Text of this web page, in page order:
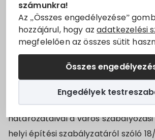
számunkra!
Az „Összes engedélyezése”
hozzájárul, hogy azadatkezelési
megfelelően az összes sütit
Összes
Engedélyek
Állásajánlatok
Szolgáltatók
Turizmus
Választási
Választási
A Magyarország helyi
évi CLXXXIX. törvény 13. § (1)
meghatározott feladatkörében
Város Önkormányzatának
17/2021. (I.18.) és a 30/2021. (I.28.)
határozataival, valamint az ezen
módosító 73/2021. (III.24.) és 72/
határozataival a város
helyi építési szabályzatáról szóló 18/